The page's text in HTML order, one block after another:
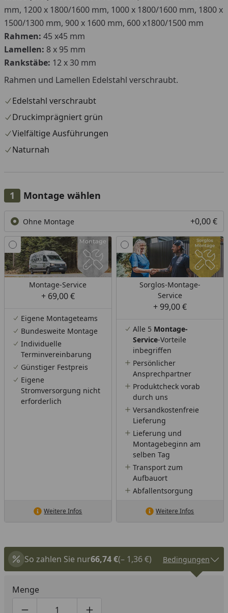
mm, 1200 x 1800/1600 mm, 1000 x 1800/1600 mm, 1800 x
1500/1300 mm, 900 x 1600 mm, 600 x1800/1500 mm
Rahmen: 45 x45 mm
Lamellen: 8 x 95 mm
Rankstäbe: 12 x 30 mm
Rahmen und Lamellen Edelstahl verschraubt.
Edelstahl verschraubt
Druckimprägniert grün
Vielfältige Ausführungen
Naturnah
Montage wählen
Ohne Montage +0,00 €
Montage-Service
+ 69,00 €
Eigene Montageteams
Bundesweite Montage
Individuelle
Terminvereinbarung
Günstiger Festpreis
Eigene
Stromversorgung nicht
erforderlich
Weitere Infos
Sorglos-Montage-
Service
+ 99,00 €
Alle 5 Montage-
Service-Vorteile
inbegriffen
Persönlicher
Ansprechpartner
Produktcheck vorab
durch uns
Versandkostenfreie
Lieferung
Lieferung und
Montagebeginn am
selben Tag
Transport zum
Aufbauort
Abfallentsorgung
Weitere Infos
So zahlen Sie nur66,74 €(– 1,36 €) Bedingungen
Menge